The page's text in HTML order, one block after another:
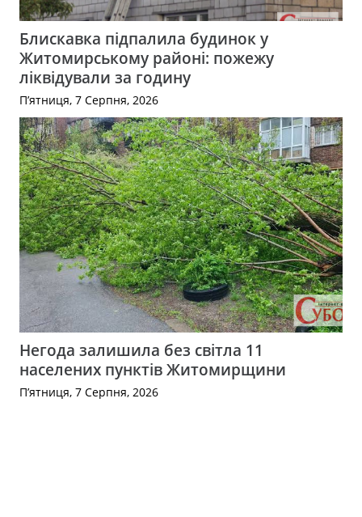
Блискавка підпалила будинок у
Житомирському районі: пожежу
ліквідували за годину
П’ятниця, 7 Серпня, 2026
Негода залишила без світла 11
населених пунктів Житомирщини
П’ятниця, 7 Серпня, 2026